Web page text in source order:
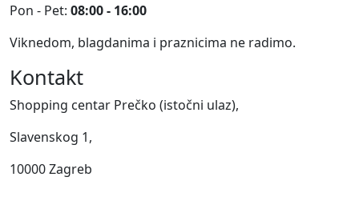
Pon - Pet: 08:00 - 16:00
Viknedom, blagdanima i praznicima ne radimo.
Kontakt
Shopping centar Prečko (istočni ulaz),
Slavenskog 1,
10000 Zagreb